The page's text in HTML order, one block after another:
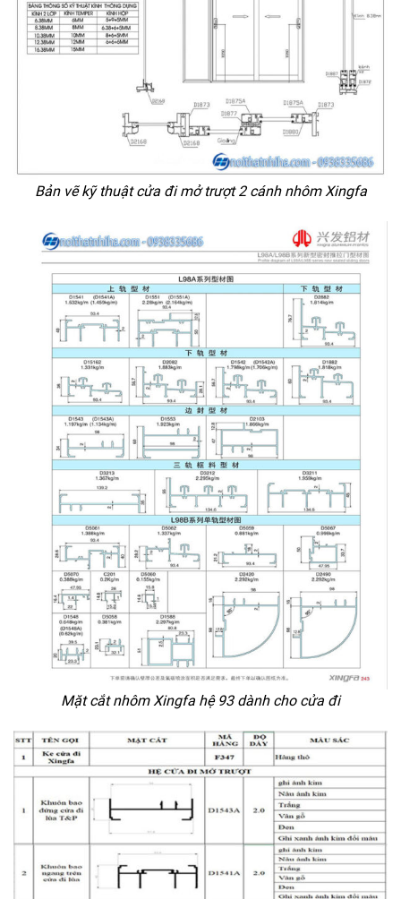
Bản vẽ kỹ thuật cửa đi mở trượt 2 cánh nhôm Xingfa
Mặt cắt nhôm Xingfa hệ 93 dành cho cửa đi